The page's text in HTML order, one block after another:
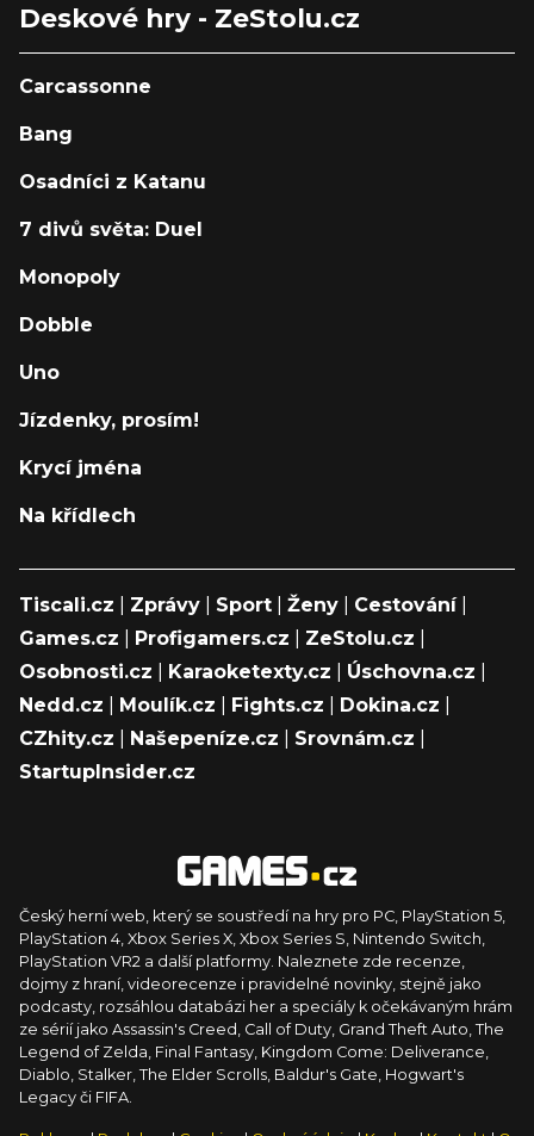
Deskové hry - ZeStolu.cz
Carcassonne
Bang
Osadníci z Katanu
7 divů světa: Duel
Monopoly
Dobble
Uno
Jízdenky, prosím!
Krycí jména
Na křídlech
Tiscali.cz Zprávy Sport Ženy Cestování|
Games.cz
Profigamers.cz ZeStolu.cz
Osobnosti.cz
Karaoketexty.cz Úschovna.cz
Nedd.cz
Moulík.cz Fights.cz Dokina.cz
CZhity.cz
Našepeníze.cz Srovnám.cz
StartupInsider.cz
Český herní web, který se soustředí na hry pro PC, PlayStation 5,
PlayStation 4, Xbox Series X, Xbox Series S, Nintendo Switch,
PlayStation VR2 a další platformy. Naleznete zde recenze,
dojmy z hraní, videorecenze i pravidelné novinky, stejně jako
podcasty, rozsáhlou databázi her a speciály k očekávaným hrám
ze sérií jako Assassin's Creed, Call of Duty, Grand Theft Auto, The
Legend of Zelda, Final Fantasy, Kingdom Come: Deliverance,
Diablo, Stalker, The Elder Scrolls, Baldur's Gate, Hogwart's
Legacy či FIFA.